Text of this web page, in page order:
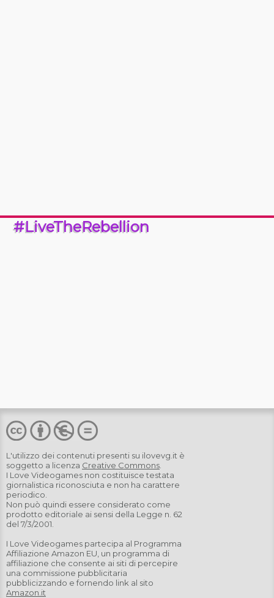
#LiveTheRebellion
L'utilizzo dei contenuti presenti su ilovevg.it è
soggetto a licenza Creative Commons
I Love Videogames non costituisce testata
giornalistica riconosciuta e non ha carattere
periodico.
Non può quindi essere considerato come
prodotto editoriale ai sensi della Legge n. 62
del 7/3/2001.
I Love Videogames partecipa al Programma
Affiliazione Amazon EU, un programma di
affiliazione che consente ai siti di percepire
una commissione pubblicitaria
pubblicizzando e fornendo link al sito
Amazon.it